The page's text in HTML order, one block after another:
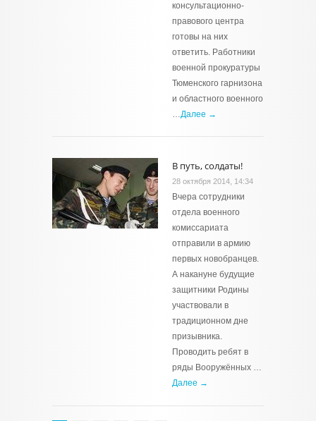
консультационно-
правового центра
готовы на них
ответить. Работники
военной прокуратуры
Тюменского гарнизона
и областного военного
…Далее →
В путь, солдаты!
28 октября 2014, 14:34
Вчера сотрудники
отдела военного
комиссариата
отправили в армию
первых новобранцев.
А накануне будущие
защитники Родины
участвовали в
традиционном дне
призывника.
Проводить ребят в
ряды Вооружённых …
Далее →